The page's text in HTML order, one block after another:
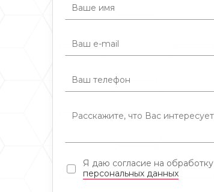
Я даю согласие на обработку
персональных данных